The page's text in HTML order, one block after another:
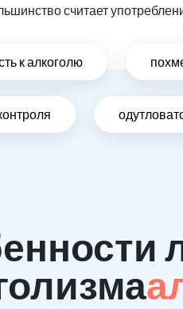
считает
к алкоголю